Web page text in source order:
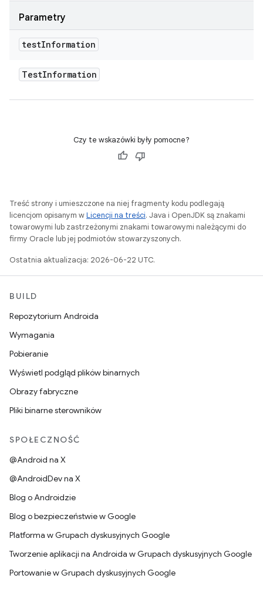
Parametry
testInformation
TestInformation
Czy te wskazówki były pomocne?
Treść strony i umieszczone na niej fragmenty kodu podlegają
licencjom opisanym wLicencji na treści. Java i OpenJDK są znakami
towarowymi lub zastrzeżonymi znakami towarowymi należącymi do
firmy Oracle lub jej podmiotów stowarzyszonych.
Ostatnia aktualizacja: 2026-06-22 UTC.
BUILD
Repozytorium Androida
Wymagania
Pobieranie
Wyświetl podgląd plików binarnych
Obrazy fabryczne
Pliki binarne sterowników
SPOŁECZNOŚĆ
@Android na X
@AndroidDev na X
Blog o Androidzie
Blog o bezpieczeństwie w Google
Platforma w Grupach dyskusyjnych Google
Tworzenie aplikacji na Androida w Grupach dyskusyjnych Google
Portowanie w Grupach dyskusyjnych Google